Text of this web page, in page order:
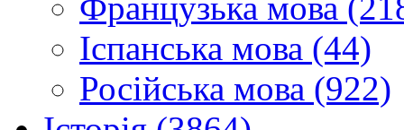
Іспанська мова (44)
Російська мова (922)